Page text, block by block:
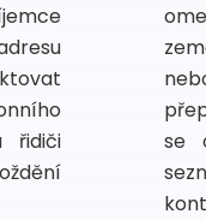
řidiči
se